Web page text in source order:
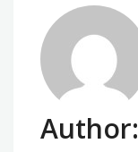
Author: